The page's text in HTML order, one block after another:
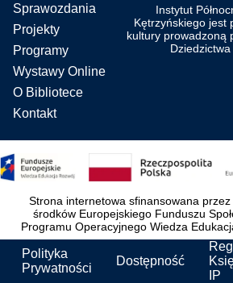
Sprawozdania
Projekty
Programy
Wystawy Online
O Bibliotece
Kontakt
Instytut
Kętrzyńskiego jest
kultury prowadzoną
Strona internetowa sfinansowana
środków Europejskiego Funduszu
Programu Operacyjnego Wiedza
Polityka
Prywatności
Dostępność
IP